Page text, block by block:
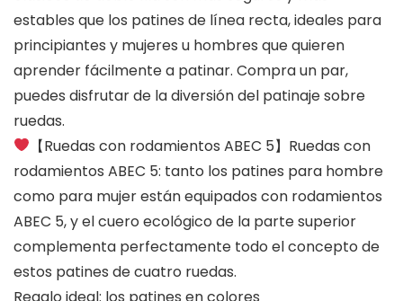
estables que los patines de línea recta, ideales para
principiantes y mujeres u hombres que quieren
aprender fácilmente a patinar. Compra un par,
puedes disfrutar de la diversión del patinaje sobre
ruedas.
【Ruedas con rodamientos ABEC 5】Ruedas con
rodamientos ABEC 5: tanto los patines para hombre
como para mujer están equipados con rodamientos
ABEC 5, y el cuero ecológico de la parte superior
complementa perfectamente todo el concepto de
estos patines de cuatro ruedas.
Regalo ideal: los patines en colores